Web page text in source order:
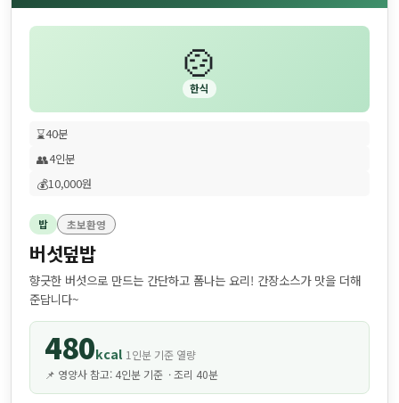
🍲
한식
⌛40분
👥4인분
💰10,000원
밥 초보환영
버섯덮밥
향긋한 버섯으로 만드는 간단하고 폼나는 요리! 간장소스가 맛을 더해
준답니다~
480kcal 1인분 기준 열량
📌 영양사 참고: 4인분 기준 · 조리 40분